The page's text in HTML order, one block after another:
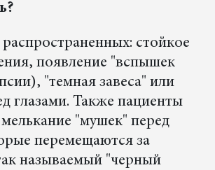
стойкое
появление "вспышек
"темная завеса" или
глазами. Также пациенты
"мушек" перед
перемещаются за
называемый "черный